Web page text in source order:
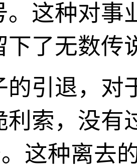
。这种对事
下了无数传
的引退，对
利索，没有
。这种离去